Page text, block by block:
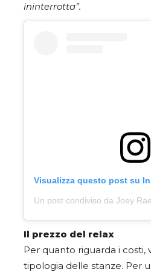
ininterrotta”.
Visualizza questo post su
Il prezzo del relax
Per quanto riguarda i costi,
tipologia delle stanze. Per